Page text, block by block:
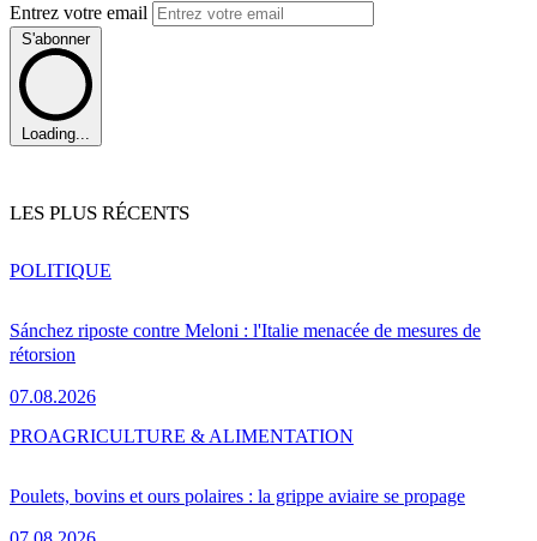
Entrez votre email
S'abonner
Loading...
LES PLUS RÉCENTS
Sánchez riposte contre Meloni : l'Italie menacée de mesures de
rétorsion
07.08.2026
POLITIQUE
Poulets, bovins et ours polaires : la grippe aviaire se propage
PROAGRICULTURE & ALIMENTATION